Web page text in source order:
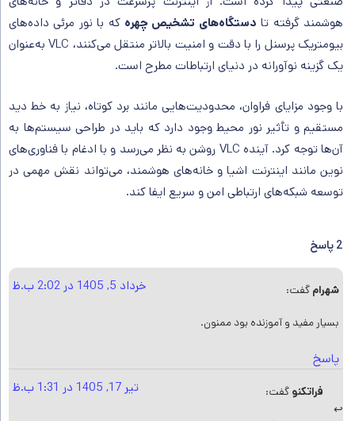
هوشمند گرفته تا دستگاه‌های تشخیص چهره که با نور مرئی داده‌های
بیومتریک پرسنل را با دقت و امنیت بالاتر منتقل می‌کنند، VLC به‌عنوان
یک گزینه نوآورانه در دنیای ارتباطات مطرح است.
با وجود مزایای فراوان، محدودیت‌هایی مانند برد کوتاه، نیاز به خط دید
مستقیم و تأثیر نور محیط وجود دارد که باید در طراحی سیستم‌ها به
آن‌ها توجه کرد. آینده VLC روشن به نظر می‌رسد و با ادغام با فناوری‌های
نوین مانند اینترنت اشیا و خانه‌های هوشمند، می‌تواند نقش مهمی در
توسعه شبکه‌های ارتباطی امن و سریع ایفا کند.
2 پاسخ
شهرام گفت: خرداد 5, 1405 در 2:02 ب.ظ
بسیار مفید و آموزنده بود ممنون.
پاسخ
فراتکنو گفت: تیر 17, 1405 در 1:31 ب.ظ